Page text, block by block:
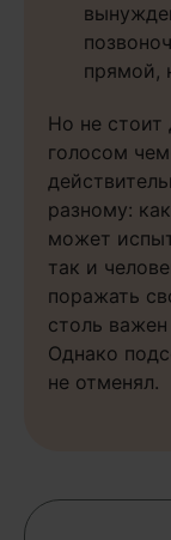
прямой,
Но не
голосом
разному:
может
так и
поражать
столь важен
Однако
не отменял.